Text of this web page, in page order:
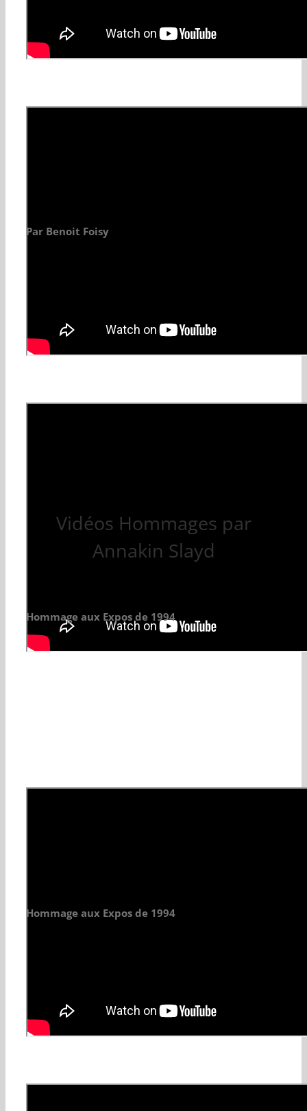
Par Benoit Foisy
Vidéos Hommages par
Annakin Slayd
Hommage aux Expos de 1994
Hommage aux Expos de 1994